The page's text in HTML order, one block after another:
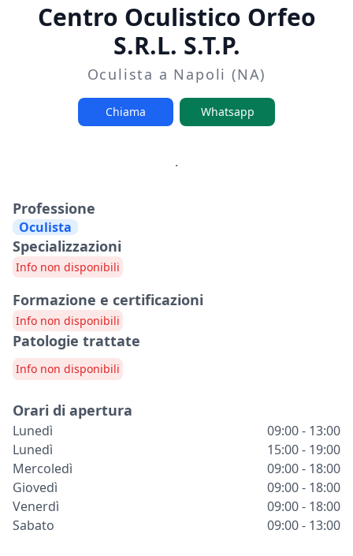
Centro Oculistico Orfeo
S.R.L. S.T.P.
Oculista a Napoli (NA)
Chiama Whatsapp
.
Professione
Oculista
Specializzazioni
Info non disponibili
Formazione e certificazioni
Info non disponibili
Patologie trattate
Info non disponibili
Orari di apertura
Lunedì
09:00 - 13:00
Lunedì
15:00 - 19:00
Mercoledì
09:00 - 18:00
Giovedì
09:00 - 18:00
Venerdì
09:00 - 18:00
Sabato
09:00 - 13:00